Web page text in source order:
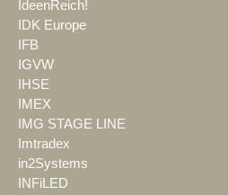
IdeenReich!
IDK Europe
IFB
IGVW
IHSE
IMEX
IMG STAGE LINE
Imtradex
in2Systems
INFiLED